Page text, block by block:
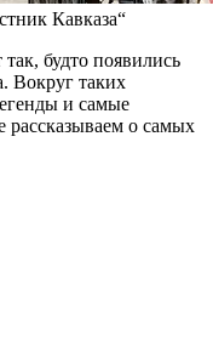
Кавказа“
будто появились
Вокруг таких
и самые
рассказываем о самых